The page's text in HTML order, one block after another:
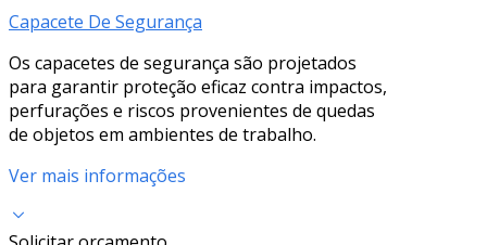
Capacete De Segurança
Os capacetes de segurança são projetados
para garantir proteção eficaz contra impactos,
perfurações e riscos provenientes de quedas
de objetos em ambientes de trabalho.
Ver mais informações